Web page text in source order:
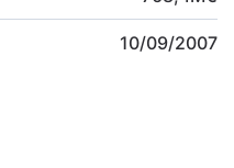
10/09/2007